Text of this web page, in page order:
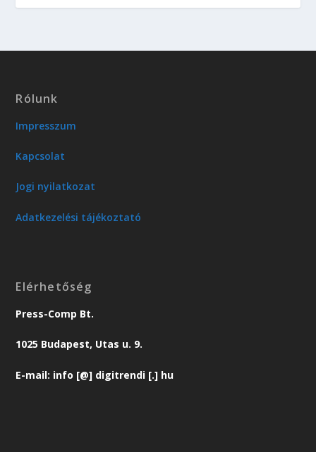
Rólunk
Impresszum
Kapcsolat
Jogi nyilatkozat
Adatkezelési tájékoztató
Elérhetőség
Press-Comp Bt.
1025 Budapest, Utas u. 9.
E-mail: info [@] digitrendi [.] hu